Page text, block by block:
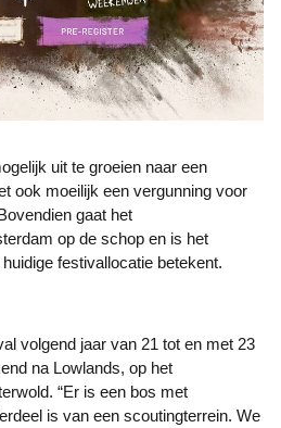
ook moeilijk een vergunning voor
gaat het
op de schop en is het
festivallocatie betekent.
na Lowlands, op het
“Er is een bos met
is van een scoutingterrein. We